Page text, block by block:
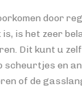
door
is het zeer
Dit kunt u
scheurtjes en
of de